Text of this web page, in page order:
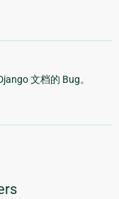
文档的 Bug。